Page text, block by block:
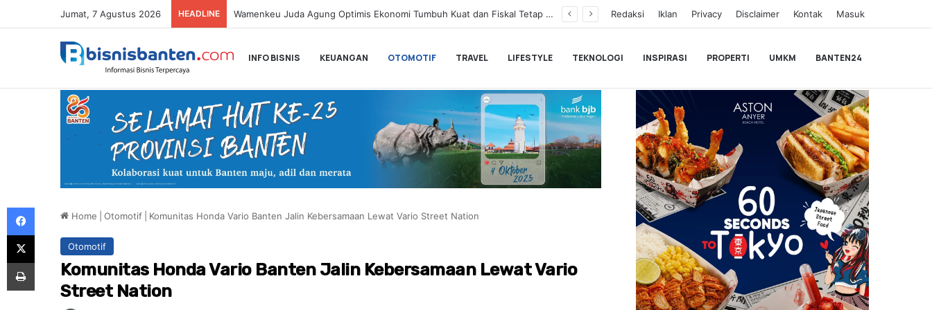
Jumat, 7 Agustus 2026 HEADLINE Astra Honda Siap Lanjutkan Performa Positif di ARRC Mandalika 2026 Redaksi Iklan Privacy Disclaimer Kontak Masuk
INFO BISNIS KEUANGAN OTOMOTIF TRAVEL LIFESTYLE TEKNOLOGI INSPIRASI PROPERTI UMKM BANTEN24
Home Otomotif Komunitas Honda Vario Banten Jalin Kebersamaan Lewat Vario Street Nation
Otomotif
Komunitas Honda Vario Banten Jalin Kebersamaan Lewat Vario
Street Nation